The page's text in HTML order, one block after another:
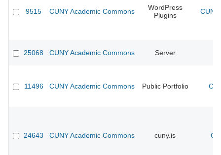
9515 CUNY Academic Commons
WordPress
Plugins
25068 CUNY Academic Commons Server
11496 CUNY Academic Commons Public Portfolio
24643 CUNY Academic Commons cuny.is